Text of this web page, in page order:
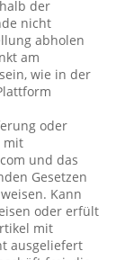
der
nicht
abholen
am
wie in der
oder
mit
und das
Gesetzen
Kann
oder erfült
mit
ausgeliefert